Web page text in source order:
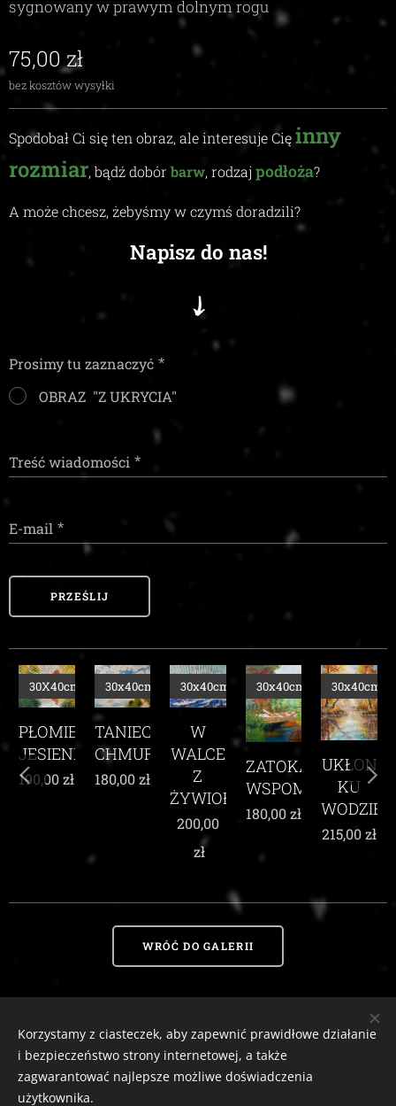
sygnowany w prawym dolnym rogu
75,00zł
bez kosztów wysyłki
Spodobał Ci się ten obraz, ale interesuje Cięinny
rozmiar, bądź dobór barw, rodzaj podłoża?
A może chcesz, żebyśmy w czymś doradzili?
Napisz do nas!
Prosimy tu zaznaczyć
OBRAZ "Z UKRYCIA"
Treść wiadomości
E-mail
PRZEŚLIJ
TANIEC
CHMUR
30x40cm
180,00zł
W
WALCE
Z
ŻYWIOŁEM
30x40cm
ZATOKA
WSPOMNIEŃ
30x40cm
UKŁON
KU
WODZIE
30x40cm
WŚRÓD
MAKÓW
30x40cm
210,00zł
WRÓĆ DO GALERII
Zaciszny Zakątek Zawoja|Zawoja 1811, 34-222 Zawoja, woj. małopolskie
Email:zaciszny.zakatek.zawoja@gmail.com |Tel:604-643-167 |
Odstąp od umowytutaj Ciasteczka
Korzystamy z ciasteczek, aby zapewnić prawidłowe działanie
i bezpieczeństwo strony internetowej, a także
zagwarantować najlepsze możliwe doświadczenia
użytkownika.